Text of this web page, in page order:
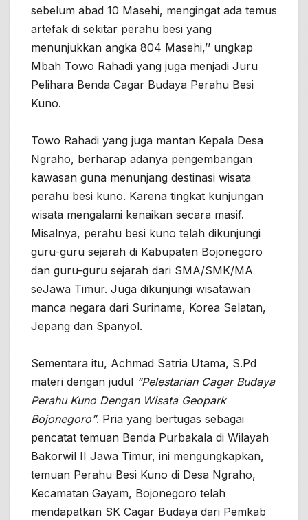
sebelum abad 10 Masehi, mengingat ada temus
artefak di sekitar perahu besi yang
menunjukkan angka 804 Masehi,’’ ungkap
Mbah Towo Rahadi yang juga menjadi Juru
Pelihara Benda Cagar Budaya Perahu Besi
Kuno.
Towo Rahadi yang juga mantan Kepala Desa
Ngraho, berharap adanya pengembangan
kawasan guna menunjang destinasi wisata
perahu besi kuno. Karena tingkat kunjungan
wisata mengalami kenaikan secara masif.
Misalnya, perahu besi kuno telah dikunjungi
guru-guru sejarah di Kabupaten Bojonegoro
dan guru-guru sejarah dari SMA/SMK/MA
seJawa Timur. Juga dikunjungi wisatawan
manca negara dari Suriname, Korea Selatan,
Jepang dan Spanyol.
Sementara itu, Achmad Satria Utama, S.Pd
materi dengan judul ”Pelestarian Cagar Budaya
Perahu Kuno Dengan Wisata Geopark
Bojonegoro”. Pria yang bertugas sebagai
pencatat temuan Benda Purbakala di Wilayah
Bakorwil II Jawa Timur, ini mengungkapkan,
temuan Perahu Besi Kuno di Desa Ngraho,
Kecamatan Gayam, Bojonegoro telah
mendapatkan SK Cagar Budaya dari Pemkab